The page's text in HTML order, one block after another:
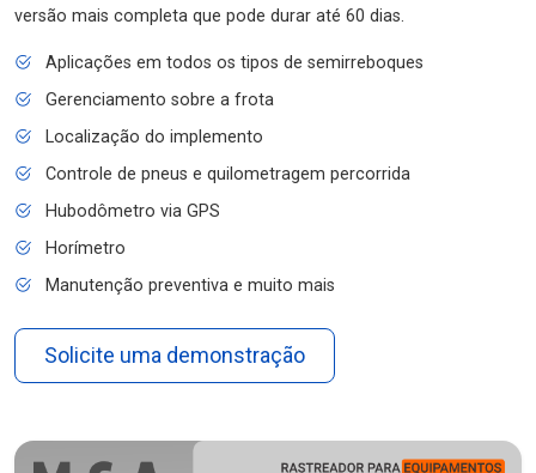
versão mais completa que pode durar até 60 dias.
Aplicações em todos os tipos de semirreboques
Gerenciamento sobre a frota
Localização do implemento
Controle de pneus e quilometragem percorrida
Hubodômetro via GPS
Horímetro
Manutenção preventiva e muito mais
Solicite uma demonstração